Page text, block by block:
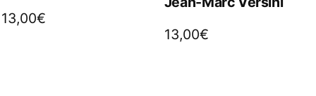
13,00€
13,00€